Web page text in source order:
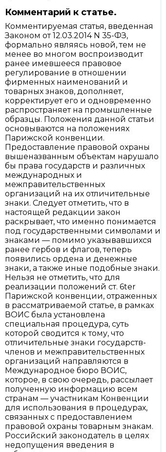
Комментарий к статье.
Комментируемая статья, введенная
Законом от 12.03.2014 N 35-ФЗ,
формально являясь новой, тем не
менее во многом воспроизводит
ранее имевшееся правовое
регулирование в отношении
фирменных наименований и
товарных знаков, дополняет,
корректирует его и одновременно
распространяет на промышленные
образцы. Положения данной статьи
основываются на положениях
Парижской конвенции.
Предоставление правовой охраны
вышеназванным объектам нарушало
бы права государств и различных
международных и
межправительственных
организаций на их отличительные
знаки. Следует отметить, что в
настоящей редакции закон
раскрывает, что именно понимается
под государственными символами и
знаками — помимо указывавшихся
ранее гербов и флагов, теперь
появились ордена и денежные
знаки, а также иные подобные знаки.
Нельзя не отметить, что для
реализации положений ст. 6ter
Парижской конвенции, отраженных
в рассматриваемой статье, в рамках
ВОИС была установлена
специальная процедура, суть
которой сводится к тому, что
отличительные знаки государств-
членов и межправительственных
организаций направляются в
Международное бюро ВОИС,
которое, в свою очередь, рассылает
полученную информацию всем
странам — участникам Конвенции
для использования в процедурах,
связанных с предоставлением
правовой охраны товарным знакам.
Российский законодатель в целях
недопущения введения в